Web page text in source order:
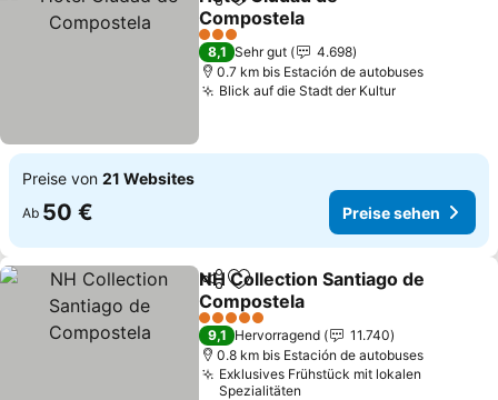
TeilenZu Favoriten hinzufügen
Compostela
3 Sterne
8,1 Sehr gut
4.698
0.7 km bis Estación de autobuses
Blick auf die Stadt der Kultur
Preise von 21 Websites
Ab 50 € Preise sehen
TeilenZu Favoriten hinzufügen
NH Collection Santiago de
Compostela
5 Sterne
9,1 Hervorragend
11.740
0.8 km bis Estación de autobuses
Exklusives Frühstück mit lokalen
Spezialitäten